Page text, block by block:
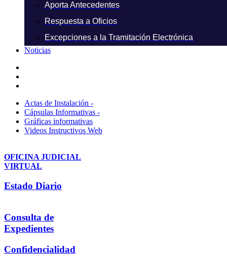
Aporta Antecedentes
Respuesta a Oficios
Excepciones a la Tramitación Electrónica
Noticias
Actas de Instalación -
Cápsulas Informativas -
Gráficas informativas
Videos Instructivos Web
OFICINA JUDICIAL
VIRTUAL
Estado Diario
Consulta de
Expedientes
Confidencialidad